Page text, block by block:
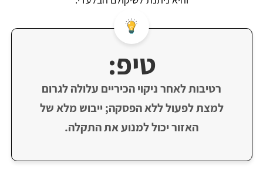
טיפ:
רטיבות לאחר ניקוי הכיריים עלולה לגרום
למצת לפעול ללא הפסקה; ייבוש מלא של
האזור יכול למנוע את התקלה.